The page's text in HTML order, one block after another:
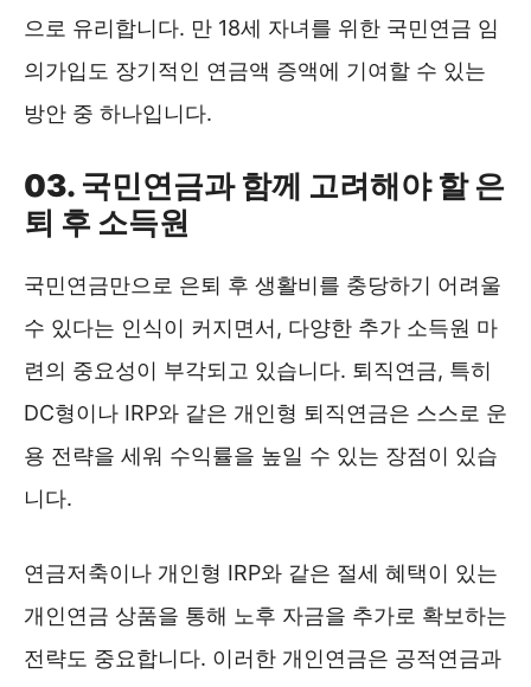
으로 유리합니다. 만 18세 자녀를 위한 국민연금 임
의가입도 장기적인 연금액 증액에 기여할 수 있는
방안 중 하나입니다.
03. 국민연금과 함께 고려해야 할 은
퇴 후 소득원
국민연금만으로 은퇴 후 생활비를 충당하기 어려울
수 있다는 인식이 커지면서, 다양한 추가 소득원 마
련의 중요성이 부각되고 있습니다. 퇴직연금, 특히
DC형이나 IRP와 같은 개인형 퇴직연금은 스스로 운
용 전략을 세워 수익률을 높일 수 있는 장점이 있습
니다.
연금저축이나 개인형 IRP와 같은 절세 혜택이 있는
개인연금 상품을 통해 노후 자금을 추가로 확보하는
전략도 중요합니다. 이러한 개인연금은 공적연금과